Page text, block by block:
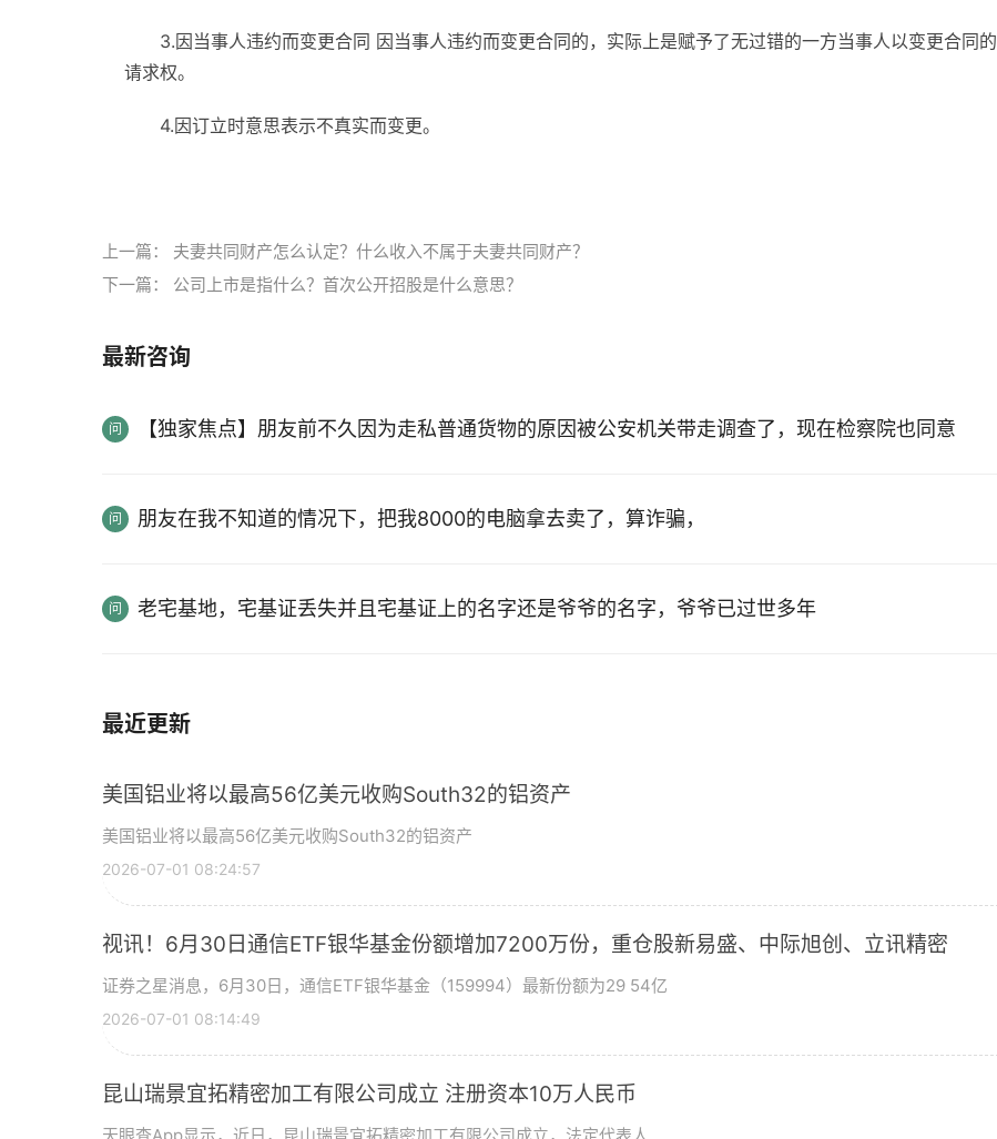
3.因当事人违约而变更合同 因当事人违约而变更合同的，实际上是赋予了无过错的一方当事人以变更合同的
请求权。
4.因订立时意思表示不真实而变更。
上一篇： 夫妻共同财产怎么认定？什么收入不属于夫妻共同财产？
下一篇： 公司上市是指什么？首次公开招股是什么意思？
最新咨询
【独家焦点】朋友前不久因为走私普通货物的原因被公安机关带走调查了，现在检察院也同意
朋友在我不知道的情况下，把我8000的电脑拿去卖了，算诈骗，
老宅基地，宅基证丢失并且宅基证上的名字还是爷爷的名字，爷爷已过世多年
最近更新
美国铝业将以最高56亿美元收购South32的铝资产
美国铝业将以最高56亿美元收购South32的铝资产
2026-07-01 08:24:57
视讯！6月30日通信ETF银华基金份额增加7200万份，重仓股新易盛、中际旭创、立讯精密
证券之星消息，6月30日，通信ETF银华基金（159994）最新份额为29 54亿
2026-07-01 08:14:49
昆山瑞景宜拓精密加工有限公司成立 注册资本10万人民币